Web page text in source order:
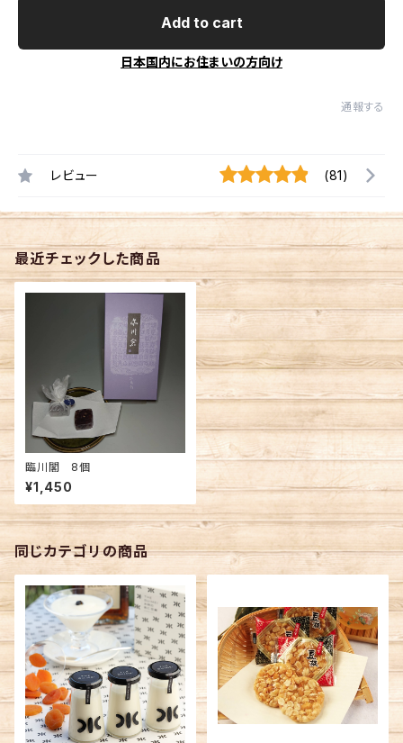
Add to cart
日本国内にお住まいの方向け
通報する
レビュー (81)
最近チェックした商品
臨川閣 8個
¥1,450
同じカテゴリの商品